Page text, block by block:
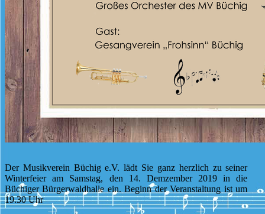
Der Musikverein Büchig e.V. lädt Sie ganz herzlich zu seiner
Winterfeier am Samstag, den 14. Demzember 2019 in die
Büchiger Bürgerwaldhalle ein. Beginn der Veranstaltung ist um
19.30 Uhr